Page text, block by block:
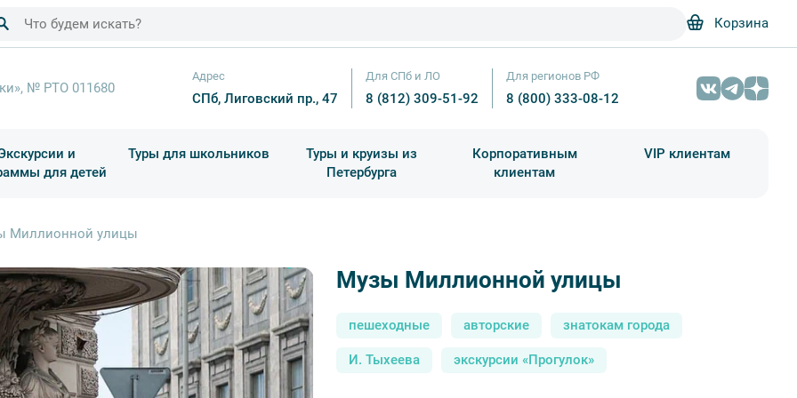
Корзина
№ РТО 011680
Адрес
СПб, Лиговский пр., 47
Для СПб и ЛО
8 (812) 309-51-92
Для регионов РФ
8 (800) 333-08-12
и
для детей
Туры для школьников
Туры и круизы из
Петербурга
Корпоративным
клиентам
VIP клиентам
Миллионной улицы
Музы Миллионной улицы
Музы Миллионной улицы – фото №2 – Фотобанк Лори/
пешеходные авторские знатокам города
И. Тыхеева экскурсии «Прогулок»